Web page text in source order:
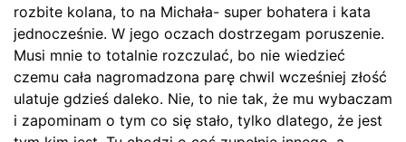
rozbite kolana, to na Michała- super bohatera i kata
jednocześnie. W jego oczach dostrzegam poruszenie.
Musi mnie to totalnie rozczulać, bo nie wiedzieć
czemu cała nagromadzona parę chwil wcześniej złość
ulatuje gdzieś daleko. Nie, to nie tak, że mu wybaczam
i zapominam o tym co się stało, tylko dlatego, że jest